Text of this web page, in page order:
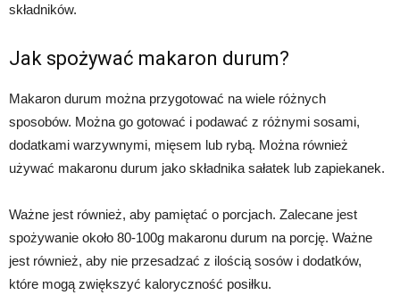
składników.
Jak spożywać makaron durum?
Makaron durum można przygotować na wiele różnych
sposobów. Można go gotować i podawać z różnymi sosami,
dodatkami warzywnymi, mięsem lub rybą. Można również
używać makaronu durum jako składnika sałatek lub zapiekanek.
Ważne jest również, aby pamiętać o porcjach. Zalecane jest
spożywanie około 80-100g makaronu durum na porcję. Ważne
jest również, aby nie przesadzać z ilością sosów i dodatków,
które mogą zwiększyć kaloryczność posiłku.